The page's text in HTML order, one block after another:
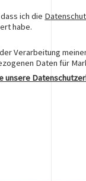
ich die
habe.
Verarbeitung
Daten für
unsere